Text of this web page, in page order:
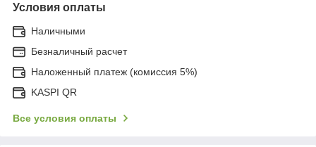
Условия оплаты
Наличными
Безналичный расчет
Наложенный платеж (комиссия 5%)
KASPI QR
Все условия оплаты